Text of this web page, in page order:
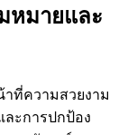
หมายและ
ที่ความสวยงาม
ะการปกป้อง